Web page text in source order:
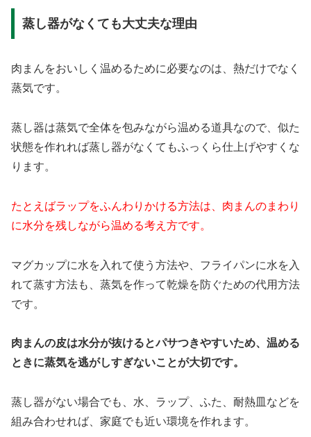
蒸し器がなくても大丈夫な理由
肉まんをおいしく温めるために必要なのは、熱だけでなく
蒸気です。
蒸し器は蒸気で全体を包みながら温める道具なので、似た
状態を作れれば蒸し器がなくてもふっくら仕上げやすくな
ります。
たとえばラップをふんわりかける方法は、肉まんのまわり
に水分を残しながら温める考え方です。
マグカップに水を入れて使う方法や、フライパンに水を入
れて蒸す方法も、蒸気を作って乾燥を防ぐための代用方法
です。
肉まんの皮は水分が抜けるとパサつきやすいため、温める
ときに蒸気を逃がしすぎないことが大切です。
蒸し器がない場合でも、水、ラップ、ふた、耐熱皿などを
組み合わせれば、家庭でも近い環境を作れます。